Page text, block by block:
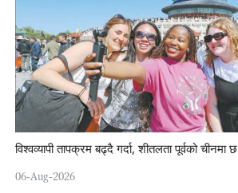
विश्वव्यापी तापक्रम बढ्दै गर्दा, शीतलता पूर्वको चीनमा छ
06-Aug-2026